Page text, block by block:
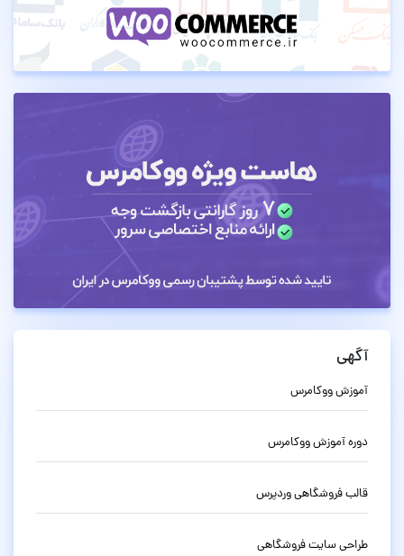
آگهی
آموزش ووکامرس
دوره آموزش ووکامرس
قالب فروشگاهی وردپرس
طراحی سایت فروشگاهی